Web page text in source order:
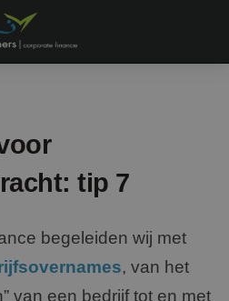
tip 7
begeleiden wij met
, van het
van een bedrijf tot en met